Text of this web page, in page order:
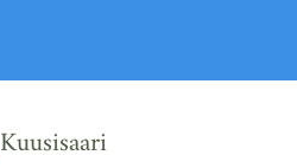
Kuusisaari